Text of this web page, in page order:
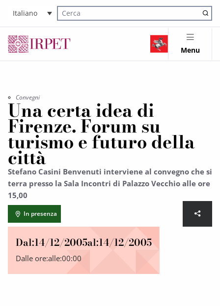
Italiano
Cerca nel sito
Menu
Convegni
Una certa idea di
Firenze. Forum su
turismo e futuro della
città
Stefano Casini Benvenuti interviene al convegno che si
terra presso la Sala Incontri di Palazzo Vecchio alle ore
15,00
In presenza
Dal:14/12/2005al:14/12/2005
Dalle ore:alle:00:00